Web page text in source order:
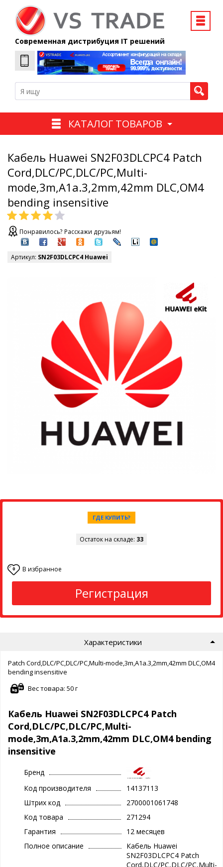
Современная дистрибуция IT решений
КАТАЛОГ ТОВАРОВ
Кабель Huawei SN2F03DLCPC4 Patch
Cord,DLC/PC,DLC/PC,Multi-
mode,3m,A1a.3,2mm,42mm DLC,OM4
bending insensitive
Понравилось? Расскажи друзьям!
Артикул: SN2F03DLCPC4 Huawei
ГДЕ КУПИТЬ?
Остаток на складе: 33
0 В избранное
Регистрация
Характеристики
Patch Cord,DLC/PC,DLC/PC,Multi-mode,3m,A1a.3,2mm,42mm DLC,OM4
bending insensitive
Вес товара: 50 г
Кабель Huawei SN2F03DLCPC4 Patch
Cord,DLC/PC,DLC/PC,Multi-
mode,3m,A1a.3,2mm,42mm DLC,OM4 bending
insensitive
Бренд
Код производителя
14137113
Штрих код
2700001061748
Код товара
271294
Гарантия
12 месяцев
Полное описание
Кабель Huawei
SN2F03DLCPC4 Patch
Cord,DLC/PC,DLC/PC,Multi-